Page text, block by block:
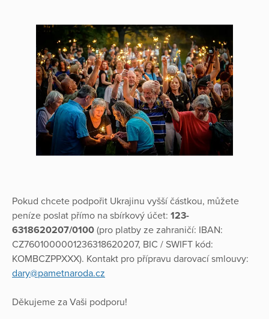
Pokud chcete podpořit Ukrajinu vyšší částkou, můžete
peníze poslat přímo na sbírkový účet: 123-
6318620207/0100 (pro platby ze zahraničí: IBAN:
CZ7601000001236318620207, BIC / SWIFT kód:
KOMBCZPPXXX). Kontakt pro přípravu darovací smlouvy:
dary@pametnaroda.cz
Děkujeme za Vaši podporu!